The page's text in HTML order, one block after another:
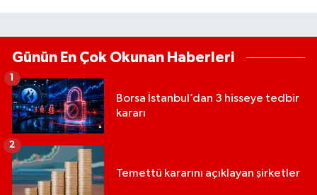
Günün En Çok Okunan Haberleri
Borsa İstanbul’dan 3 hisseye tedbir
kararı
Temettü kararını açıklayan şirketler
2